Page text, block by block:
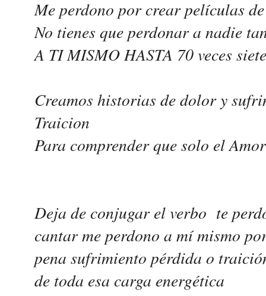
Me perdono por crear películas
No tienes que perdonar a nadie
A TI MISMO HASTA 70 veces siete
Creamos historias de dolor y
Traicion
Para comprender que solo el
Deja de conjugar el verbo te
cantar me perdono a mí mismo
pena sufrimiento pérdida o
de toda esa carga energética